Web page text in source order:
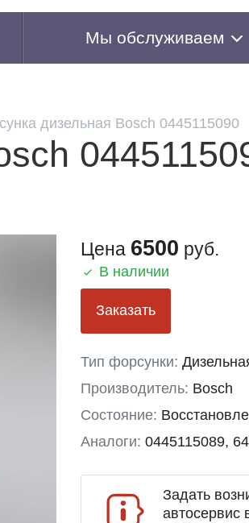
Мы обслуживаем
дизельная Bosch 0445115090
Цена 6500 руб.
В наличии
Заказать
Тип форсунки:
Производитель: Bosch
Состояние:
Аналоги: 0445115089,
Задать
автосервис